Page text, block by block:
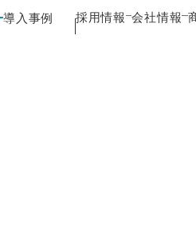
導入事例 採用情報 会社情報